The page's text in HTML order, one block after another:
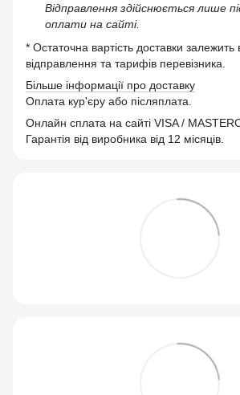
Відправлення здійснюється лише
оплати на сайті.
* Остаточна вартість доставки залежить
відправлення та тарифів перевізника.
Більше інформації про доставку
Оплата кур'єру або післяплата.
Онлайн сплата на сайті VISA /
Гарантія від виробника від 12 місяців.